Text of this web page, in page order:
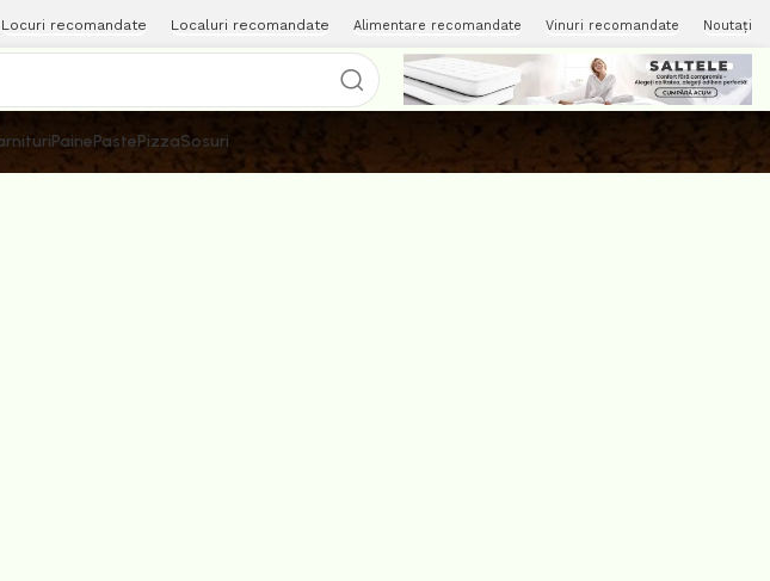
Locuri recomandate Localuri recomandate Alimentare recomandate Vinuri recomandate Noutați
PainePastePizzaSosuri